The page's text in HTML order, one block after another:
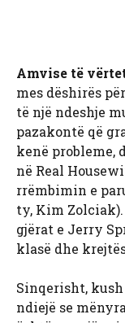
Amvise të
mes dëshirës
të një ndeshje
pazakontë që
kenë probleme,
në Real
rrëmbimin e
ty, Kim
gjërat e Jerry
klasë dhe
Sinqerisht, kush
ndiejë se